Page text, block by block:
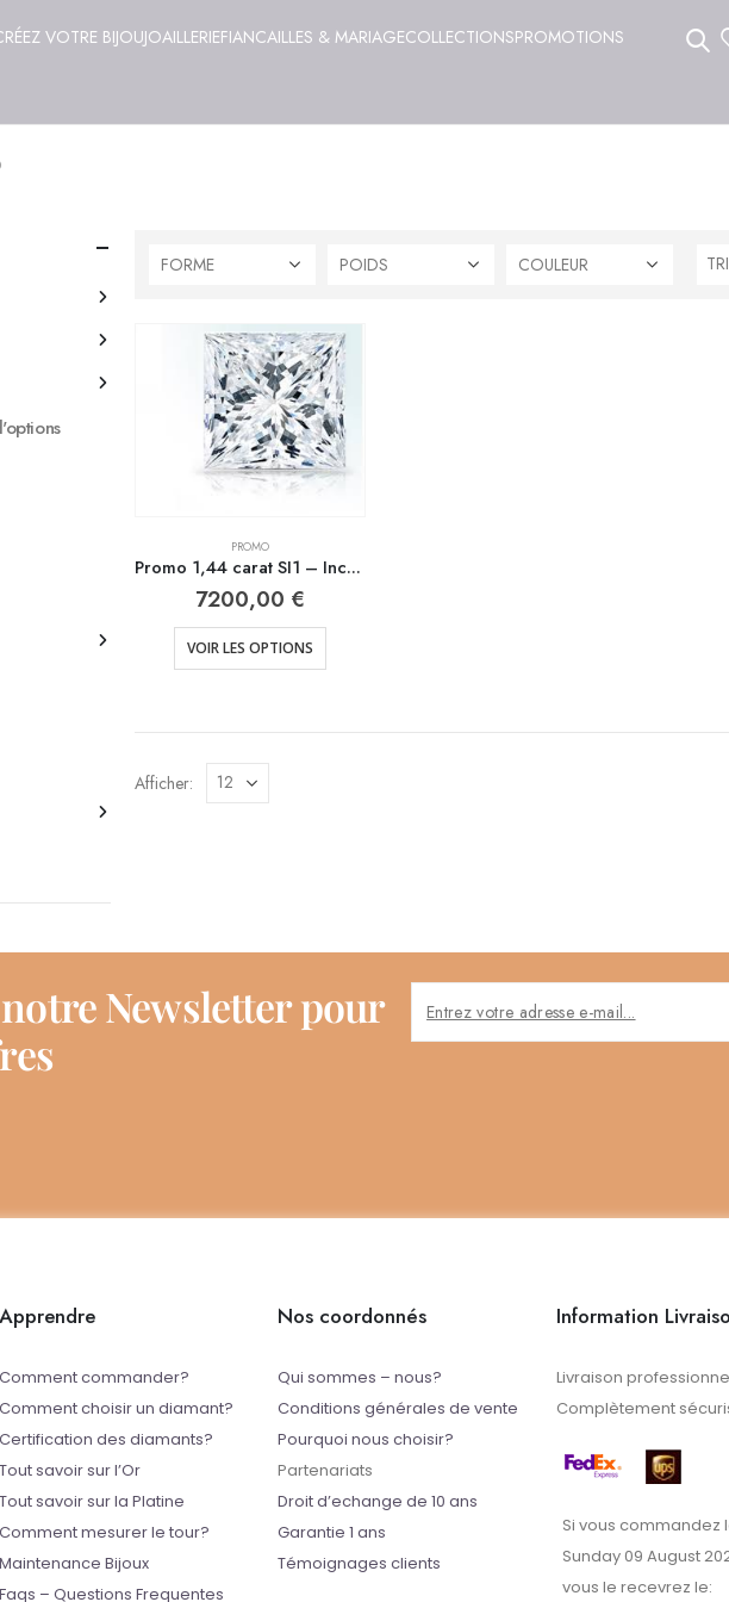
VOTRE BIJOUJOAILLERIEFIANCAILLES & MARIAGECOLLECTIONSPROMOTIONS
FORME POIDS COULEUR
PROMO
Promo 1,44 carat SI1 – Inclusions difficilement visibles , F – Blanc extra
7200,00 €
VOIR LES OPTIONS
Afficher:
Newsletter pour
Apprendre
Comment commander?
Comment choisir un diamant?
Certification des diamants?
Tout savoir sur l’Or
Tout savoir sur la Platine
Comment mesurer le tour?
Maintenance Bijoux
Faqs – Questions Frequentes
Nos coordonnés
Qui sommes – nous?
Conditions générales de vente
Pourquoi nous choisir?
Partenariats
Droit d’echange de 10 ans
Garantie 1 ans
Témoignages clients
Information
Livraison
Complètement
Si vous commandez
Sunday 09 August
vous le recevrez le: